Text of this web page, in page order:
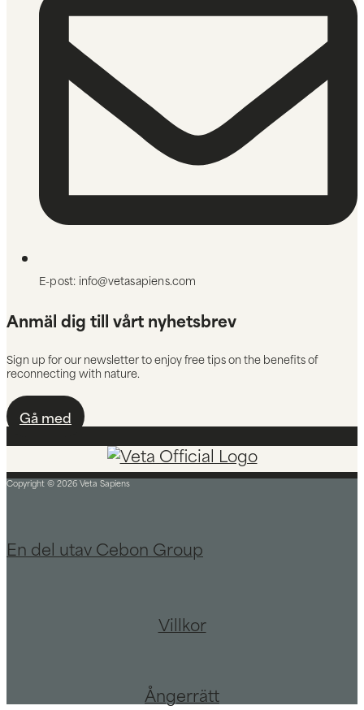
E-post: info@vetasapiens.com
Anmäl dig till vårt nyhetsbrev
Sign up for our newsletter to enjoy free tips on the benefits of
reconnecting with nature.
Gå med
Copyright © 2026 Veta Sapiens
En del utav Cebon Group
Villkor
Ångerrätt